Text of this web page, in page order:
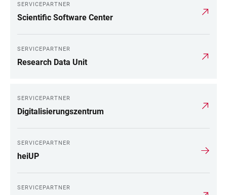
SERVICEPARTNER
Scientific Software Center
SERVICEPARTNER
Research Data Unit
SERVICEPARTNER
Digitalisierungszentrum
SERVICEPARTNER
heiUP
SERVICEPARTNER